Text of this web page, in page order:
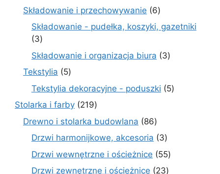
produkty
Składowanie i przechowywanie 66
produktów
Składowanie - pudełka, koszyki, gazetniki
33
produkty
Składowanie i organizacja biura 33
Tekstylia 55
produktów
Tekstylia dekoracyjne - poduszki 55
Stolarka i farby 219219
produktów
Drewno i stolarka budowlana 8686
produktów
Drzwi harmonijkowe, akcesoria 33
produkty
Drzwi wewnętrzne i ościeżnice 5555
produktów
Drzwi zewnętrzne i ościeżnice 2323